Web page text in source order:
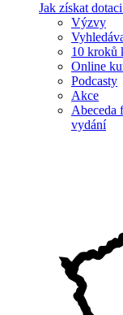
Jak získat
Výzvy
10 kroků
Online
Podcasty
Akce
Abeceda
vydání